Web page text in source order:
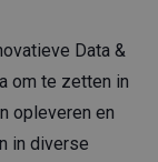
Data &
om te zetten in
opleveren en
in diverse